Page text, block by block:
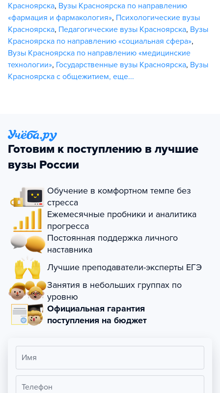
Красноярска, Вузы Красноярска по направлению
«фармация и фармакология», Психологические вузы
Красноярска, Педагогические вузы Красноярска, Вузы
Красноярска по направлению «социальная сфера»,
Вузы Красноярска по направлению «медицинские
технологии», Государственные вузы Красноярска, Вузы
Красноярска с общежитием, еще...
Готовим к поступлению в лучшие
вузы России
Обучение в комфортном темпе без
стресса
Ежемесячные пробники и аналитика
прогресса
Постоянная поддержка личного
наставника
Лучшие преподаватели-эксперты ЕГЭ
Занятия в небольших группах по
уровню
Официальная гарантия
поступления на бюджет
Имя
Телефон